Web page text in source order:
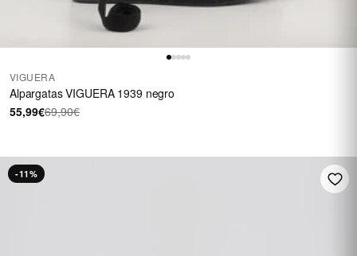
VIGUERA
Alpargatas VIGUERA 1939 negro
55,99€69,90€
-11%